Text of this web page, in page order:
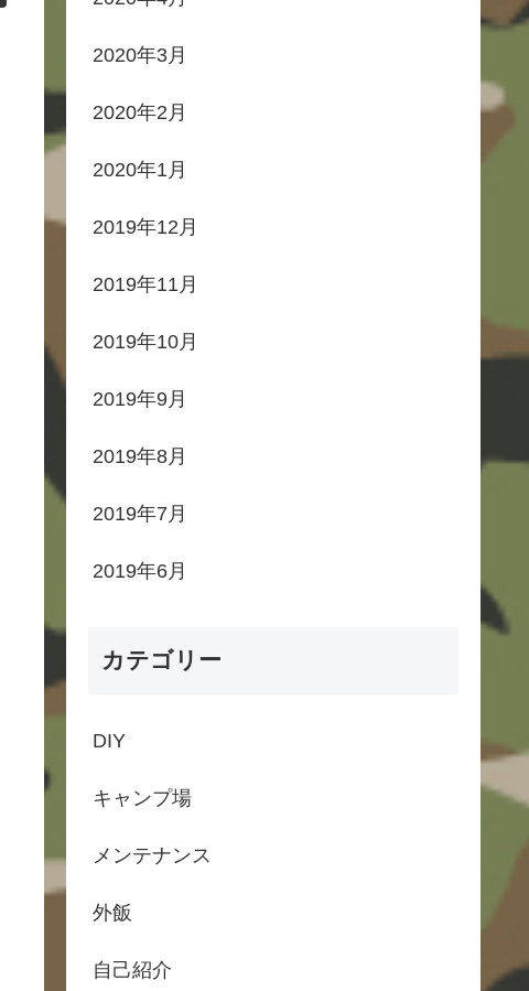
2020年3月
2020年2月
2020年1月
2019年12月
2019年11月
2019年10月
2019年9月
2019年8月
2019年7月
2019年6月
カテゴリー
DIY
キャンプ場
メンテナンス
外飯
自己紹介